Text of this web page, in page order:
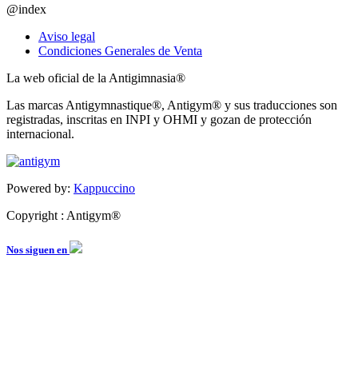
@index
Aviso legal
Condiciones Generales de Venta
La web oficial de la Antigimnasia®
Las marcas Antigymnastique®, Antigym® y sus traducciones son
registradas, inscritas en INPI y OHMI y gozan de protección
internacional.
Powered by: Kappuccino
Copyright : Antigym®
Nos siguen en